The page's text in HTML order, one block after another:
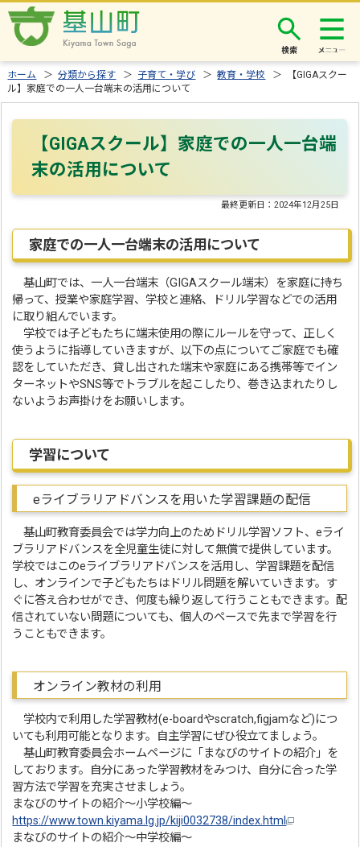
検索
ホーム ＞分類から探す ＞ 子育て・学び ＞教育・学校
＞ 【GIGAスクー
ル】家庭での一人一台端末の活用について
【GIGAスクール】家庭での一人一台端
末の活用について
最終更新日：2024年12月25日
家庭での一人一台端末の活用について
基山町では、一人一台端末（GIGAスクール端末）を家庭に持ち
帰って、授業や家庭学習、学校と連絡、ドリル学習などでの活用
に取り組んでいます。
学校では子どもたちに端末使用の際にルールを守って、正しく
使うように指導していきますが、以下の点についてご家庭でも確
認をしていただき、貸し出された端末や家庭にある携帯等でイン
ターネットやSNS等でトラブルを起こしたり、巻き込まれたりし
ないようお声掛けをお願いします。
学習について
eライブラリアドバンスを用いた学習課題の配信
基山町教育委員会では学力向上のためドリル学習ソフト、eライ
ブラリアドバンスを全児童生徒に対して無償で提供しています。
学校ではこのeライブラリアドバンスを活用し、学習課題を配信
し、オンラインで子どもたちはドリル問題を解いていきます。す
ぐに答え合わせができ、何度も繰り返して行うこともできます。配
信されていない問題についても、個人のペースで先まで学習を行
うこともできます。
オンライン教材の利用
学校内で利用した学習教材(e-boardやscratch,figjamなど)につ
いても利用可能となります。自主学習にぜひ役立てましょう。
基山町教育委員会ホームページに「まなびのサイトの紹介」を
しております。自分にあった学習教材をみつけ、自分に合った学
習方法で学習を充実させましょう。
まなびのサイトの紹介～小学校編～
https://www.town.kiyama.lg.jp/kiji0032738/index.html
まなびのサイトの紹介～中学校編～